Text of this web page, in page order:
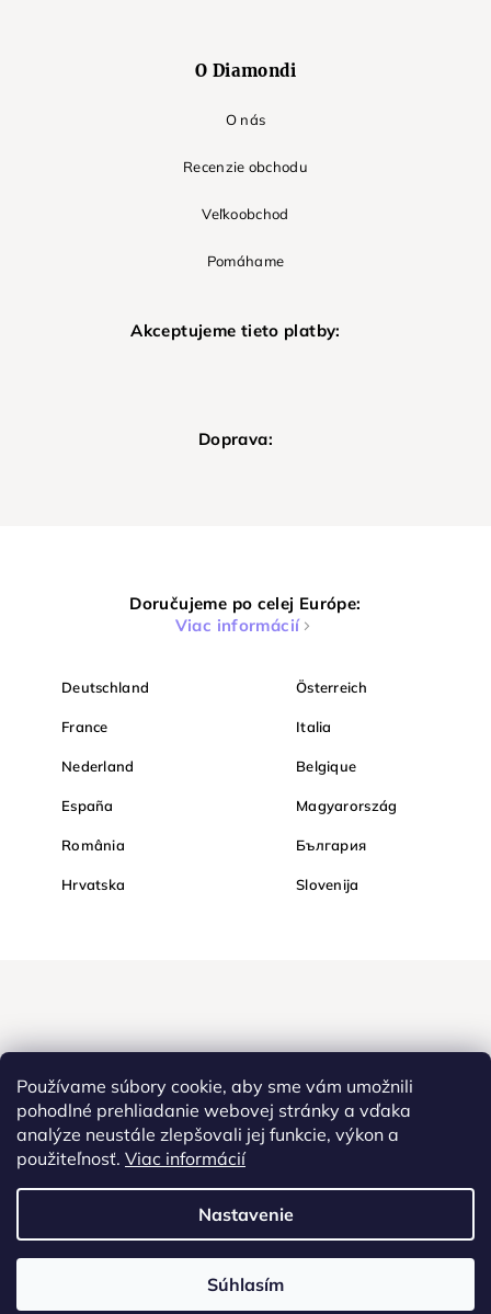
Používame súbory cookie, aby sme vám umožnili
pohodlné prehliadanie webovej stránky a vďaka
analýze neustále zlepšovali jej funkcie, výkon a
použiteľnosť. Viac informácií
Nastavenie
Súhlasím
O Diamondi
O nás
Recenzie obchodu
Veľkoobchod
Pomáhame
Akceptujeme tieto platby:
Doprava:
Doručujeme po celej Európe:
Viac informácií
Deutschland Österreich
France Italia
Nederland Belgique
España Magyarország
România България
Hrvatska Slovenija
Nakupujte na Diamond bezpečne a bez obáv. Vďaka HTTPS
podobe.
Diamondi. Všetky práva vyhradené. |
maľovanie, Westlogic Slovakia s.r.o., Gajova 4, Bratislava, 811 09